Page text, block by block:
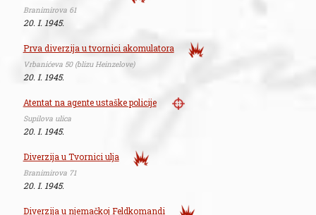
Branimirova 61
20. I. 1945.
Prva diverzija u tvornici akomulatora
Vrbanićeva 50 (blizu Heinzelove)
20. I. 1945.
Atentat na agente ustaške policije
Supilova ulica
20. I. 1945.
Diverzija u Tvornici ulja
Branimirova 71
20. I. 1945.
Diverzija u njemačkoj Feldkomandi